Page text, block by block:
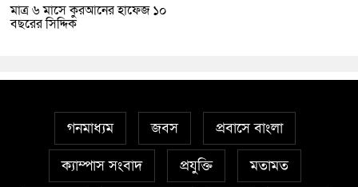
মাত্র ৬ মাসে কুরআনের হাফেজ ১০
বছরের সিদ্দিক
গনমাধ্যম জবস প্রবাসে বাংলা
ক্যাম্পাস সংবাদ প্রযুক্তি মতামত